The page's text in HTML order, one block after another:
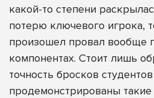
какой-то степени
потерю ключевого игрока,
произошел провал вообще
компонентах. Стоит лишь
точность бросков
продемонстрированы